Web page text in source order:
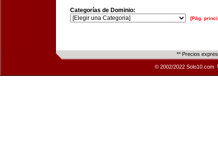
Categorías de Dominio:
[Pág.
** Precios
© 2002/2022 Solo10.com